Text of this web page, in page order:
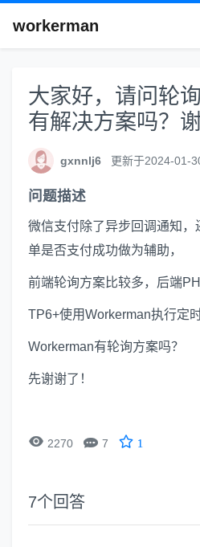
workerman
大家好，请问轮
有解决方案吗？谢
gxnnlj6 更新于2024-01-
问题描述
微信支付除了异步回调通知
单是否支付成功做为辅助，
前端轮询方案比较多，后端
TP6+使用Workerman执行定
Workerman有轮询方案吗？
先谢谢了！
 2270  7 1
7个回答